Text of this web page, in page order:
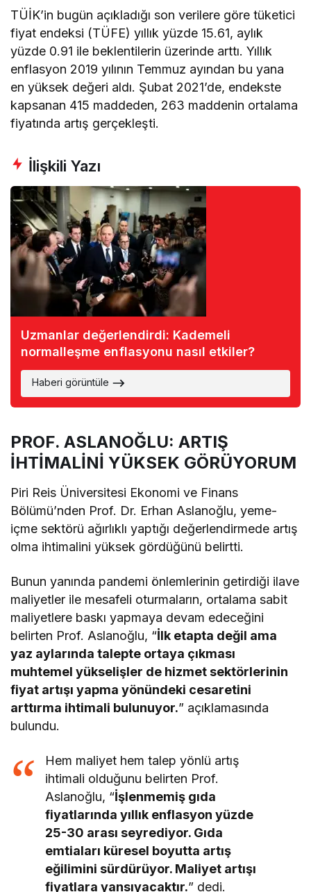
TÜİK’in bugün açıkladığı son verilere göre tüketici
fiyat endeksi (TÜFE) yıllık yüzde 15.61, aylık
yüzde 0.91 ile beklentilerin üzerinde arttı. Yıllık
enflasyon 2019 yılının Temmuz ayından bu yana
en yüksek değeri aldı. Şubat 2021’de, endekste
kapsanan 415 maddeden, 263 maddenin ortalama
fiyatında artış gerçekleşti.
İlişkili Yazı
Uzmanlar değerlendirdi: Kademeli
normalleşme enflasyonu nasıl etkiler?
Haberi görüntüle
PROF. ASLANOĞLU: ARTIŞ
İHTİMALİNİ YÜKSEK GÖRÜYORUM
Piri Reis Üniversitesi Ekonomi ve Finans
Bölümü’nden Prof. Dr. Erhan Aslanoğlu, yeme-
içme sektörü ağırlıklı yaptığı değerlendirmede artış
olma ihtimalini yüksek gördüğünü belirtti.
Bunun yanında pandemi önlemlerinin getirdiği ilave
maliyetler ile mesafeli oturmaların, ortalama sabit
maliyetlere baskı yapmaya devam edeceğini
belirten Prof. Aslanoğlu, “İlk etapta değil ama
yaz aylarında talepte ortaya çıkması
muhtemel yükselişler de hizmet sektörlerinin
fiyat artışı yapma yönündeki cesaretini
arttırma ihtimali bulunuyor.” açıklamasında
bulundu.
Hem maliyet hem talep yönlü artış
ihtimali olduğunu belirten Prof.
Aslanoğlu, “İşlenmemiş gıda
fiyatlarında yıllık enflasyon yüzde
25-30 arası seyrediyor. Gıda
emtiaları küresel boyutta artış
eğilimini sürdürüyor. Maliyet artışı
fiyatlara yansıyacaktır.” dedi.